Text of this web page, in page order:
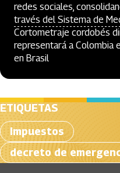
redes sociales,
través del Sistema de
Cortometraje cordobés
representará a Colombia
en Brasil
ETIQUETAS
Impuestos
decreto de